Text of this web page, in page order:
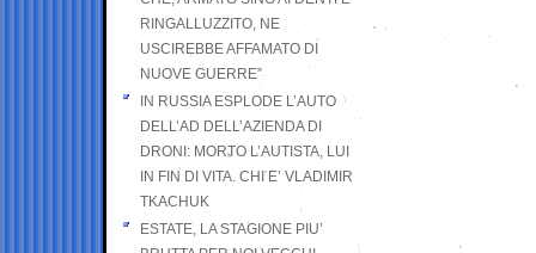
RINGALLUZZITO, NE
USCIREBBE AFFAMATO DI
NUOVE GUERRE”
IN RUSSIA ESPLODE L’AUTO
DELL’AD DELL’AZIENDA DI
DRONI: MORTO L’AUTISTA, LUI
IN FIN DI VITA. CHI E’ VLADIMIR
TKACHUK
ESTATE, LA STAGIONE PIU’